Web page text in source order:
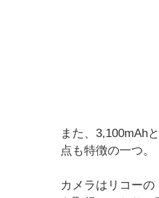
また、3,100mAh
点も特徴の一つ。
カメラはリコー